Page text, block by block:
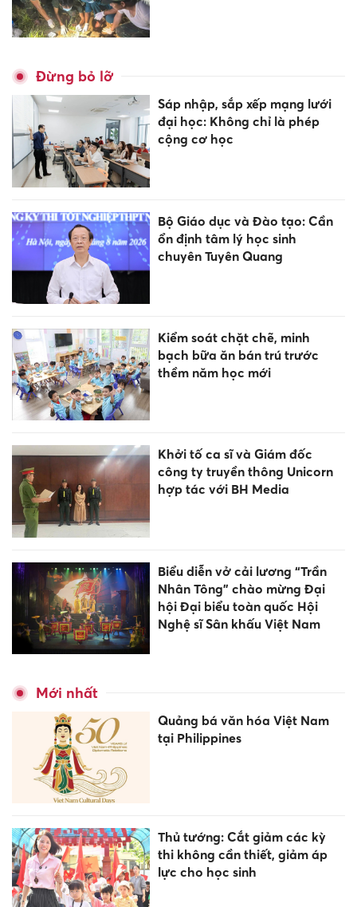
Đừng bỏ lỡ
Sáp nhập, sắp xếp mạng lưới
đại học: Không chỉ là phép
cộng cơ học
Bộ Giáo dục và Đào tạo: Cần
ổn định tâm lý học sinh
chuyên Tuyên Quang
Kiểm soát chặt chẽ, minh
bạch bữa ăn bán trú trước
thềm năm học mới
Khởi tố ca sĩ và Giám đốc
công ty truyền thông Unicorn
hợp tác với BH Media
Biểu diễn vở cải lương “Trần
Nhân Tông” chào mừng Đại
hội Đại biểu toàn quốc Hội
Nghệ sĩ Sân khấu Việt Nam
Mới nhất
Quảng bá văn hóa Việt Nam
tại Philippines
Thủ tướng: Cắt giảm các kỳ
thi không cần thiết, giảm áp
lực cho học sinh